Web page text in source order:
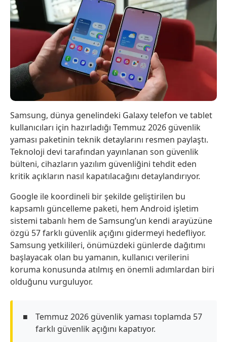
Samsung, dünya genelindeki Galaxy telefon ve tablet
kullanıcıları için hazırladığı Temmuz 2026 güvenlik
yaması paketinin teknik detaylarını resmen paylaştı.
Teknoloji devi tarafından yayınlanan son güvenlik
bülteni, cihazların yazılım güvenliğini tehdit eden
kritik açıkların nasıl kapatılacağını detaylandırıyor.
Google ile koordineli bir şekilde geliştirilen bu
kapsamlı güncelleme paketi, hem Android işletim
sistemi tabanlı hem de Samsung’un kendi arayüzüne
özgü 57 farklı güvenlik açığını gidermeyi hedefliyor.
Samsung yetkilileri, önümüzdeki günlerde dağıtımı
başlayacak olan bu yamanın, kullanıcı verilerini
koruma konusunda atılmış en önemli adımlardan biri
olduğunu vurguluyor.
Temmuz 2026 güvenlik yaması toplamda 57
farklı güvenlik açığını kapatıyor.